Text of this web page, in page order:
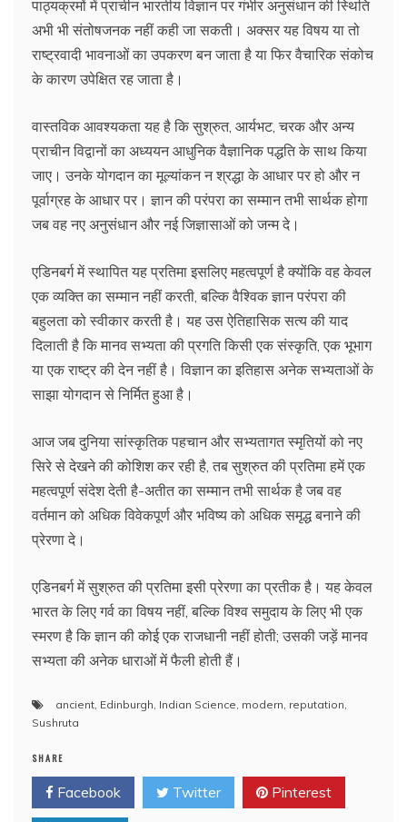
पाठ्यक्रमों में प्राचीन भारतीय विज्ञान पर गंभीर अनुसंधान की स्थिति
अभी भी संतोषजनक नहीं कही जा सकती। अक्सर यह विषय या तो
राष्ट्रवादी भावनाओं का उपकरण बन जाता है या फिर वैचारिक संकोच
के कारण उपेक्षित रह जाता है।
वास्तविक आवश्यकता यह है कि सुश्रुत, आर्यभट, चरक और अन्य
प्राचीन विद्वानों का अध्ययन आधुनिक वैज्ञानिक पद्धति के साथ किया
जाए। उनके योगदान का मूल्यांकन न श्रद्धा के आधार पर हो और न
पूर्वाग्रह के आधार पर। ज्ञान की परंपरा का सम्मान तभी सार्थक होगा
जब वह नए अनुसंधान और नई जिज्ञासाओं को जन्म दे।
एडिनबर्ग में स्थापित यह प्रतिमा इसलिए महत्वपूर्ण है क्योंकि वह केवल
एक व्यक्ति का सम्मान नहीं करती, बल्कि वैश्विक ज्ञान परंपरा की
बहुलता को स्वीकार करती है। यह उस ऐतिहासिक सत्य की याद
दिलाती है कि मानव सभ्यता की प्रगति किसी एक संस्कृति, एक भूभाग
या एक राष्ट्र की देन नहीं है। विज्ञान का इतिहास अनेक सभ्यताओं के
साझा योगदान से निर्मित हुआ है।
आज जब दुनिया सांस्कृतिक पहचान और सभ्यतागत स्मृतियों को नए
सिरे से देखने की कोशिश कर रही है, तब सुश्रुत की प्रतिमा हमें एक
महत्वपूर्ण संदेश देती है-अतीत का सम्मान तभी सार्थक है जब वह
वर्तमान को अधिक विवेकपूर्ण और भविष्य को अधिक समृद्ध बनाने की
प्रेरणा दे।
एडिनबर्ग में सुश्रुत की प्रतिमा इसी प्रेरणा का प्रतीक है। यह केवल
भारत के लिए गर्व का विषय नहीं, बल्कि विश्व समुदाय के लिए भी एक
स्मरण है कि ज्ञान की कोई एक राजधानी नहीं होती; उसकी जड़ें मानव
सभ्यता की अनेक धाराओं में फैली होती हैं।
ancient Edinburgh Indian Science modern reputation
Sushruta
SHARE
Facebook Twitter Pinterest